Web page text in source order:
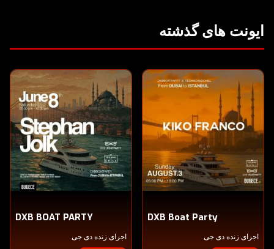
ایونت های گذشته
DXB Boat Party
اجرای زنده دی جی
DXB BOAT PARTY
اجرای زنده دی جی